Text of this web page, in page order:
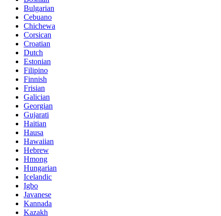
Bulgarian
Cebuano
Chichewa
Corsican
Croatian
Dutch
Estonian
Filipino
Finnish
Frisian
Galician
Georgian
Gujarati
Haitian
Hausa
Hawaiian
Hebrew
Hmong
Hungarian
Icelandic
Igbo
Javanese
Kannada
Kazakh